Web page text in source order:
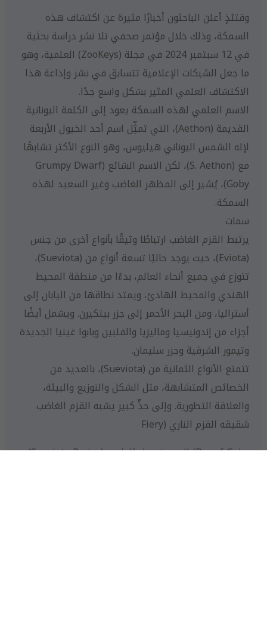
وقتئذٍ أعلن الباحثون أخبارًا مثيرة عن اكتشاف هذه
السمكة، وذلك خلال مؤتمر صحفي تلا نشر دراسة بحثية
في 12 سبتمبر 2024 في مجلة (ZooKeys) العلمية، وهو
ما جعل الشبكات الإعلامية تتسابق في نشر وإذاعة هذا
الاكتشاف العلمي المثير بشكل واسع جدًا.
الاسم العلمي لهذه السمكة يعود إلى الكلمة اليونانية
القديمة (Aethon)، التي تمثِّل اسم أحد الخيول الأربعة
لإله الشمس اليوناني هيليوس، وهو النوع الأكثر تشابهًا
مع (S. Aethon)، لكن الاسم الشائع (Grumpy Dwarf
Goby)، يُشير إلى المظهر الغاضب وغير السعيد لهذه
السمكة.
سمات
يرتبط القزم الغاضب ارتباطًا وثيقًا بأنواع أخرى من جنس
(Eviota)، حيث يوجد حاليًا تسعة أنواع من (Sueviota)،
تتوزع في جميع أنحاء العالم، بدءًا من منطقة المحيط
الهندي والمحيط الهادئ، ويمتد نطاقها من اليابان إلى
أستراليا، ومن البحر الأحمر إلى جزر بيتكيرن. ويشمل أيضًا
أجزاء من إندونيسيا وماليزيا والفلبين وبابوا غينيا الجديدة
وتيمور الشرقية وجزر سليمان.
تتمتع الأنواع الثمانية من (Sueviota)، بالعديد من
الخصائص المتشابهة، مثل الشكل والتوزيع والبيئة،
والعلاقة التطورية. وإلى حدٍّ كبير يشبه القزم الغاضب
شقيقه القزم الناري (Fiery
Dwarf Goby) المعروف علميًا باسم (Sueviota Pyrios)،